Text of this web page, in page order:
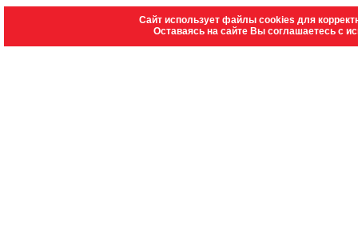
Сайт использует файлы cookies для
Оставаясь на сайте Вы соглашаетесь с